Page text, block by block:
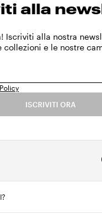
120 132
alla
Iscriviti alla nostra
collezioni e le nostre
ISCRIVITI ORA